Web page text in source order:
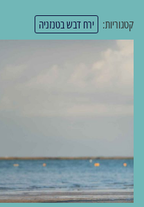
קטגוריות: ירח דבש בטנזניה